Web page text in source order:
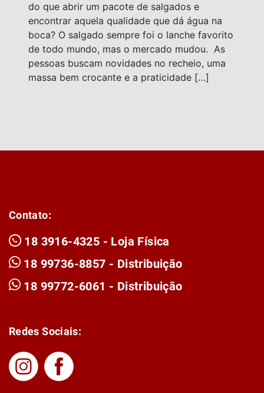
do que abrir um pacote de salgados e
encontrar aquela qualidade que dá água na
boca? O salgado sempre foi o lanche favorito
de todo mundo, mas o mercado mudou. As
pessoas buscam novidades no recheio, uma
massa bem crocante e a praticidade […]
Contato:
18 3916-4325 - Loja Física
18 99736-8857 - Distribuição
18 99772-6061 - Distribuição
Redes Sociais: